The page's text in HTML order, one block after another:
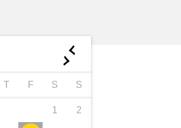
◄
►
T F S S
1 2